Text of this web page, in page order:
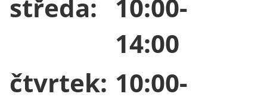
středa: 10:00-
14:00
čtvrtek: 10:00-